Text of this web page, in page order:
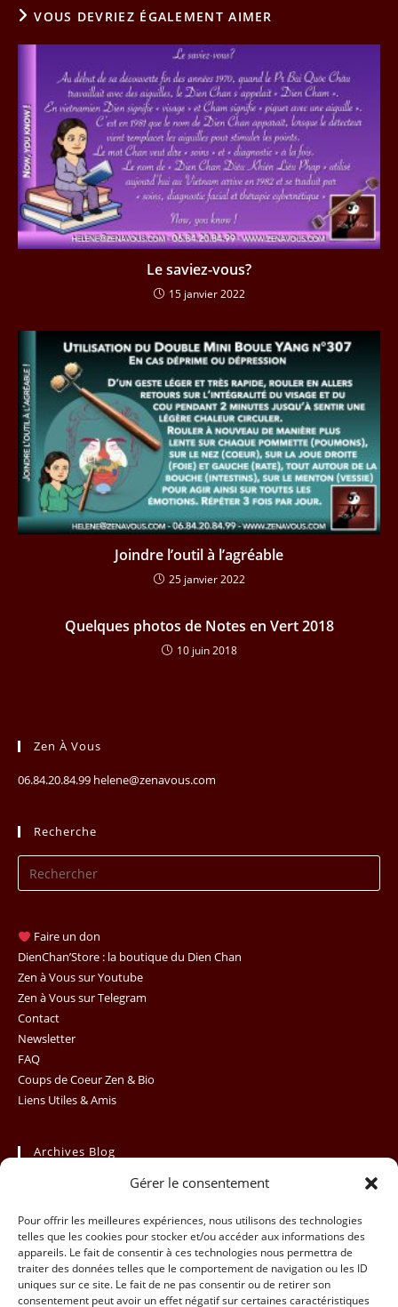
Gérer le consentement
Pour offrir les meilleures expériences, nous utilisons des technologies
telles que les cookies pour stocker et/ou accéder aux informations des
appareils. Le fait de consentir à ces technologies nous permettra de
traiter des données telles que le comportement de navigation ou les ID
uniques sur ce site. Le fait de ne pas consentir ou de retirer son
consentement peut avoir un effet négatif sur certaines caractéristiques
VOUS DEVRIEZ ÉGALEMENT AIMER
Le saviez-vous?
15 janvier 2022
Joindre l’outil à l’agréable
25 janvier 2022
Quelques photos de Notes en Vert 2018
10 juin 2018
Zen À Vous
06.84.20.84.99 helene@zenavous.com
Recherche
Faire un don
DienChan’Store : la boutique du Dien Chan
Zen à Vous sur Youtube
Zen à Vous sur Telegram
Contact
Newsletter
FAQ
Coups de Coeur Zen & Bio
Liens Utiles & Amis
Archives Blog
Sélectionner un mois